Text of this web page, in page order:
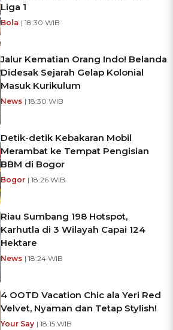
Liga 1
Bola | 18:30 WIB
Jalur Kematian Orang Indo! Belanda
Didesak Sejarah Gelap Kolonial
Masuk Kurikulum
News | 18:30 WIB
Detik-detik Kebakaran Mobil
Merambat ke Tempat Pengisian
BBM di Bogor
Bogor | 18:26 WIB
Riau Sumbang 198 Hotspot,
Karhutla di 3 Wilayah Capai 124
Hektare
News | 18:24 WIB
4 OOTD Vacation Chic ala Yeri Red
Velvet, Nyaman dan Tetap Stylish!
Your Say | 18:15 WIB